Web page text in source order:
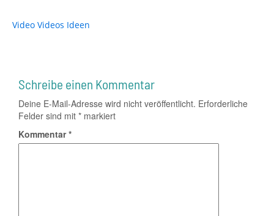
Video Videos Ideen
Schreibe einen Kommentar
Deine E-Mail-Adresse wird nicht veröffentlicht. Erforderliche
Felder sind mit * markiert
Kommentar*